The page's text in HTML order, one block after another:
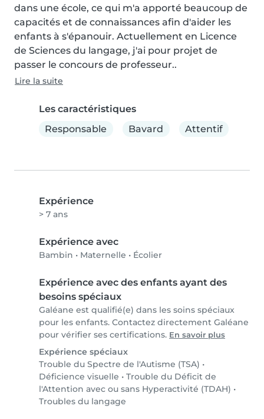
dans une école, ce qui m'a apporté beaucoup de
capacités et de connaissances afin d'aider les
enfants à s'épanouir. Actuellement en Licence
de Sciences du langage, j'ai pour projet de
passer le concours de professeur..
Lire la suite
Les caractéristiques
Responsable
Bavard Attentif
Expérience
> 7 ans
Expérience avec
Bambin • Maternelle • Écolier
Expérience avec des enfants ayant des
besoins spéciaux
Galéane est qualifié(e) dans les soins spéciaux
pour les enfants. Contactez directement Galéane
pour vérifier ses certifications. En savoir plus
Expérience spéciaux
Trouble du Spectre de l'Autisme (TSA) •
Déficience visuelle • Trouble du Déficit de
l'Attention avec ou sans Hyperactivité (TDAH) •
Troubles du langage